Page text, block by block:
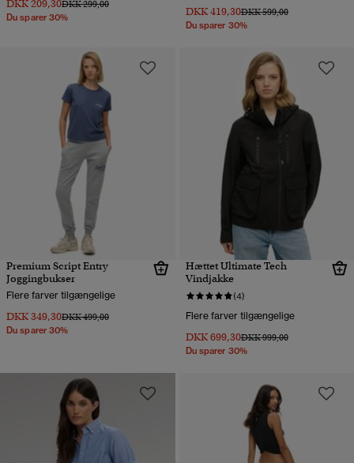
DKK 209,30Pris nedsat fra
DKK 299,00til
Du sparer 30%
DKK 419,30Pris nedsat fra
DKK 599,00til
Du sparer 30%
Premium Script Entry
Joggingbukser
Flere farver tilgængelige
DKK 349,30Pris nedsat fra
DKK 499,00til
Du sparer 30%
Hættet Ultimate Tech
Vindjakke
(4)
Flere farver tilgængelige
DKK 699,30Pris nedsat fra
DKK 999,00til
Du sparer 30%